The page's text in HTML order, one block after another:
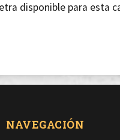
disponible para esta
NAVEGACIÓN